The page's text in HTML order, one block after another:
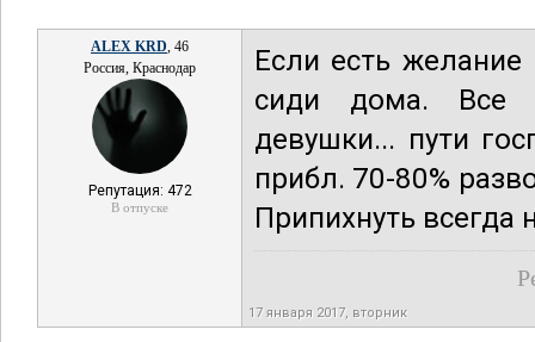
ALEX KRD, 46
Россия, Краснодар
Репутация: 472
В отпуске
Если есть
сиди дома. Все
девушки... пути
прибл. 70-80%
Припихнуть всегда
17 января 2017, вторник